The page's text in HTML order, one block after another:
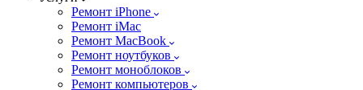
Ремонт iPhone
Ремонт iMac
Ремонт MacBook
Ремонт ноутбуков
Ремонт моноблоков
Ремонт компьютеров